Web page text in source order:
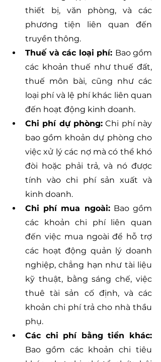
thiết bị, văn phòng, và các
phương tiện liên quan đến
truyền thông.
Thuế và các loại phí: Bao gồm
các khoản thuế như thuế đất,
thuế môn bài, cũng như các
loại phí và lệ phí khác liên quan
đến hoạt động kinh doanh.
Chi phí dự phòng: Chi phí này
bao gồm khoản dự phòng cho
việc xử lý các nợ mà có thể khó
đòi hoặc phải trả, và nó được
tính vào chi phí sản xuất và
kinh doanh.
Chi phí mua ngoài: Bao gồm
các khoản chi phí liên quan
đến việc mua ngoài để hỗ trợ
các hoạt động quản lý doanh
nghiệp, chẳng hạn như tài liệu
kỹ thuật, bằng sáng chế, việc
thuê tài sản cố định, và các
khoản chi phí trả cho nhà thầu
phụ.
Các chi phí bằng tiền khác:
Bao gồm các khoản chi tiêu